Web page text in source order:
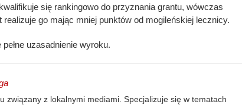
się rankingowo do przyznania grantu, wówczas
go mając mniej punktów od mogileńskiej lecznicy.
uzasadnienie wyroku.
związany z lokalnymi mediami. Specjalizuje się w tematach